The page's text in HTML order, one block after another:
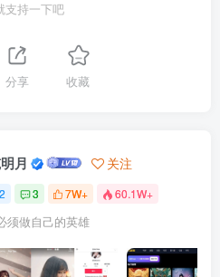
支持一下吧
分享 收藏
月 关注
3 7W+ 60.1W+
须做自己的英雄